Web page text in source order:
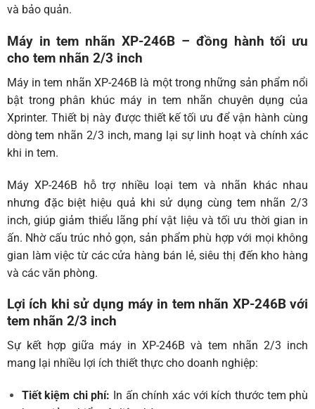
và bảo quản.
Máy in tem nhãn XP-246B – đồng hành tối ưu
cho tem nhãn 2/3 inch
Máy in tem nhãn XP-246B là một trong những sản phẩm nổi
bật trong phân khúc máy in tem nhãn chuyên dụng của
Xprinter. Thiết bị này được thiết kế tối ưu để vận hành cùng
dòng tem nhãn 2/3 inch, mang lại sự linh hoạt và chính xác
khi in tem.
Máy XP-246B hỗ trợ nhiều loại tem và nhãn khác nhau
nhưng đặc biệt hiệu quả khi sử dụng cùng tem nhãn 2/3
inch, giúp giảm thiểu lãng phí vật liệu và tối ưu thời gian in
ấn. Nhờ cấu trúc nhỏ gọn, sản phẩm phù hợp với mọi không
gian làm việc từ các cửa hàng bán lẻ, siêu thị đến kho hàng
và các văn phòng.
Lợi ích khi sử dụng máy in tem nhãn XP-246B với
tem nhãn 2/3 inch
Sự kết hợp giữa máy in XP-246B và tem nhãn 2/3 inch
mang lại nhiều lợi ích thiết thực cho doanh nghiệp:
Tiết kiệm chi phí: In ấn chính xác với kích thước tem phù